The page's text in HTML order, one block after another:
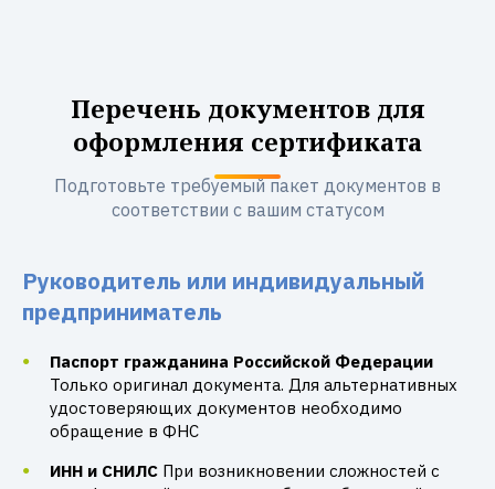
Перечень документов для
оформления сертификата
Подготовьте требуемый пакет документов в
соответствии с вашим статусом
Руководитель или индивидуальный
предприниматель
Паспорт гражданина Российской Федерации
Только оригинал документа. Для альтернативных
удостоверяющих документов необходимо
обращение в ФНС
ИНН и СНИЛС При возникновении сложностей с